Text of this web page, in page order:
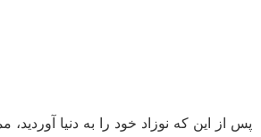
پس از این ‌که نوزاد خود را به دنیا